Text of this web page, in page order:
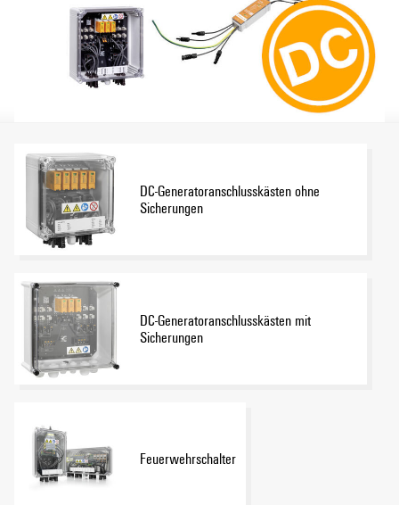
DC-Generatoranschlusskästen ohne
Sicherungen
DC-Generatoranschlusskästen mit
Sicherungen
Feuerwehrschalter